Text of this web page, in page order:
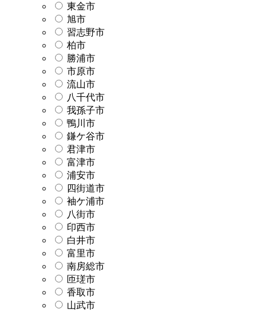
東金市
旭市
習志野市
柏市
勝浦市
市原市
流山市
八千代市
我孫子市
鴨川市
鎌ケ谷市
君津市
富津市
浦安市
四街道市
袖ケ浦市
八街市
印西市
白井市
富里市
南房総市
匝瑳市
香取市
山武市